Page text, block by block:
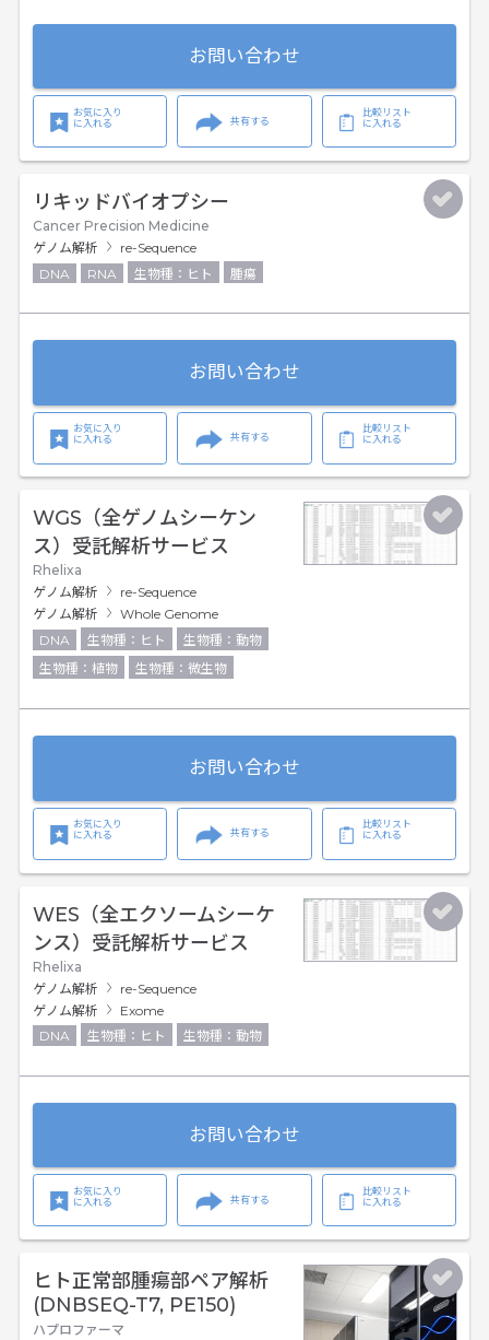
お問い合わせ
お気に入り
に入れる
共有する
比較リスト
に入れる
リキッドバイオプシー
Cancer Precision Medicine
ゲノム解析
re-Sequence
DNA
RNA 生物種：ヒト 腫瘍
お問い合わせ
お気に入り
に入れる
共有する
比較リスト
に入れる
WGS（全ゲノムシーケン
ス）受託解析サービス
Rhelixa
ゲノム解析
re-Sequence
ゲノム解析
Whole Genome
DNA
生物種：ヒト
生物種：動物
生物種：植物
生物種：微生物
お問い合わせ
お気に入り
に入れる
共有する
比較リスト
に入れる
WES（全エクソームシーケ
ンス）受託解析サービス
Rhelixa
ゲノム解析
re-Sequence
ゲノム解析
Exome
DNA
生物種：ヒト 生物種：動物
お問い合わせ
お気に入り
に入れる
共有する
比較リスト
に入れる
ヒト正常部腫瘍部ペア解析
(DNBSEQ-T7, PE150)
ハプロファーマ